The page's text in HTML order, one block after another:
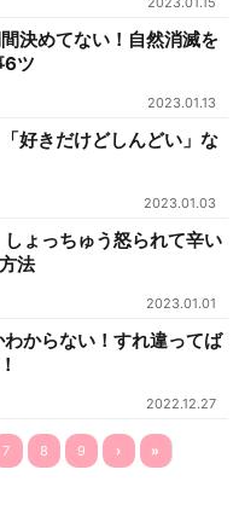
決めてない！自然消滅を
6ツ
2023.01.13
好きだけどしんどい」な
2023.01.03
ょっちゅう怒られて辛い
法
2023.01.01
からない！すれ違ってば
2022.12.27
7 8 9 › »